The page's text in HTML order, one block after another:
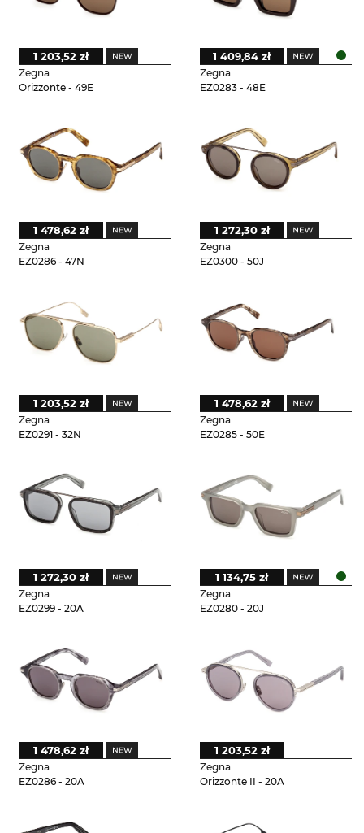
Zegna
Orizzonte - 49E
1 203,52 zł
Zegna
EZ0283 - 48E
1 409,84 zł
Zegna
EZ0286 - 47N
1 478,62 zł
Zegna
EZ0300 - 50J
1 272,30 zł
Zegna
EZ0291 - 32N
1 203,52 zł
Zegna
EZ0285 - 50E
1 478,62 zł
Zegna
EZ0299 - 20A
1 272,30 zł
Zegna
EZ0280 - 20J
1 134,75 zł
Zegna
EZ0286 - 20A
1 478,62 zł
Zegna
Orizzonte II - 20A
1 203,52 zł